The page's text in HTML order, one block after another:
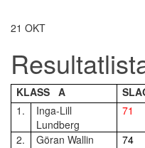
21 OKT
KLASS A
1.
Inga-Lill
Lundberg
71
2. Göran Wallin 74